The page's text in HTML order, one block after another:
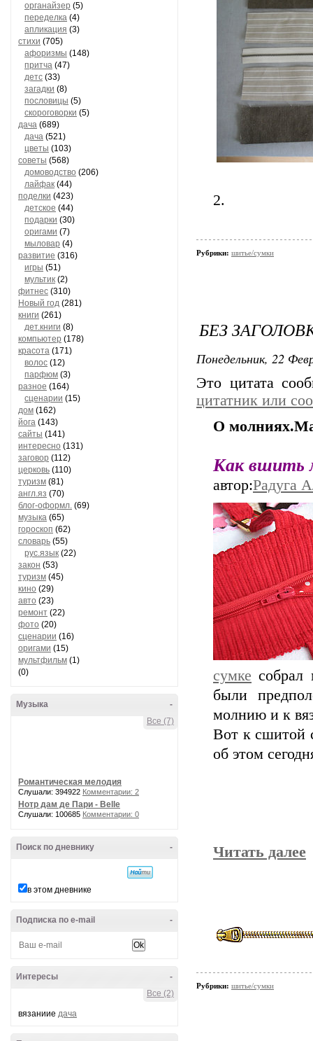
органайзер (5)
переделка (4)
апликация (3)
стихи (705)
афоризмы (148)
притча (47)
детс (33)
загадки (8)
пословицы (5)
скороговорки (5)
дача (689)
дача (521)
цветы (103)
советы (568)
домоводство (206)
лайфак (44)
поделки (423)
детское (44)
подарки (30)
оригами (7)
мыловар (4)
развитие (316)
игры (51)
мультик (2)
фитнес (310)
Новый год (281)
книги (261)
дет.книги (8)
компьютер (178)
красота (171)
волос (12)
парфюм (3)
разное (164)
сценарии (15)
дом (162)
йога (143)
сайты (141)
интересно (131)
заговор (112)
церковь (110)
туризм (81)
англ.яз (70)
блог-оформл. (69)
музыка (65)
гороскоп (62)
словарь (55)
рус.язык (22)
закон (53)
туризм (45)
кино (29)
авто (23)
ремонт (22)
фото (20)
сценарии (16)
оригами (15)
мультфильм (1)
(0)
-
Музыка
Все (7)
Романтическая мелодия
Слушали: 394922 Комментарии: 2
Нотр дам де Пари - Belle
Слушали: 100685 Комментарии: 0
-
Поиск по дневнику
в этом дневнике
-
Подписка по e-mail
-
Интересы
Все (2)
вязаниие дача
2.
Рубрики: шитье/сумки
БЕЗ
Понедельник, 22
Это цитата
цитатник или
О
Как вшить
автор:Радуга
сумке собрал
были
молнию и к
Вот к сшитой
об этом
Читать далее
Рубрики: шитье/сумки